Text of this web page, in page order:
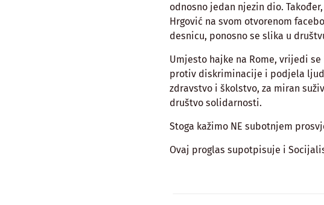
odnosno jedan njezin dio.
Hrgović na svom otvorenom
desnicu, ponosno se slika u
Umjesto hajke na Rome, vrijedi
protiv diskriminacije i podjela
zdravstvo i školstvo, za miran
društvo solidarnosti.
Stoga kažimo NE subotnjem
Ovaj proglas supotpisuje i